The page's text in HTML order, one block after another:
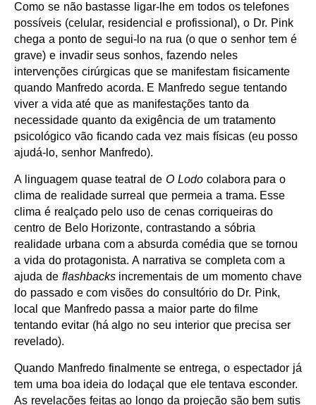
Como se não bastasse ligar-lhe em todos os telefones
possíveis (celular, residencial e profissional), o Dr. Pink
chega a ponto de segui-lo na rua (o que o senhor tem é
grave) e invadir seus sonhos, fazendo neles
intervenções cirúrgicas que se manifestam fisicamente
quando Manfredo acorda. E Manfredo segue tentando
viver a vida até que as manifestações tanto da
necessidade quanto da exigência de um tratamento
psicológico vão ficando cada vez mais físicas (eu posso
ajudá-lo, senhor Manfredo).
A linguagem quase teatral de O Lodocolabora para o
clima de realidade surreal que permeia a trama. Esse
clima é realçado pelo uso de cenas corriqueiras do
centro de Belo Horizonte, contrastando a sóbria
realidade urbana com a absurda comédia que se tornou
a vida do protagonista. A narrativa se completa com a
ajuda de flashbacksincrementais de um momento chave
do passado e com visões do consultório do Dr. Pink,
local que Manfredo passa a maior parte do filme
tentando evitar (há algo no seu interior que precisa ser
revelado).
Quando Manfredo finalmente se entrega, o espectador já
tem uma boa ideia do lodaçal que ele tentava esconder.
As revelações feitas ao longo da projeção são bem sutis